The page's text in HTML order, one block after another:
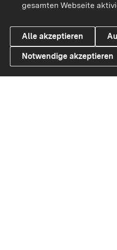
Link zum Landesportal
Cookies
gesamten Webseite
Alle akzeptieren
Notwendige akzeptieren